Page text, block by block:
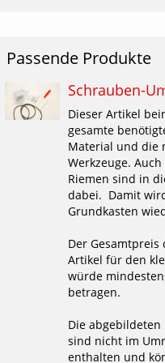
& Swiss
+ Experimente+ Schrauben
&
Passende Produkte
Schrauben-
Dieser Artikel
gesamte
Material und die
Werkzeuge.
Riemen sind in
dabei. Damit
Grundkasten
Der Gesamtpreis
Artikel für den
würde
betragen.
Die
sind nicht im
enthalten und